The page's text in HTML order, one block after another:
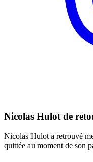
Nicolas Hulot de
Nicolas Hulot a retrouvé
quittée au moment de son